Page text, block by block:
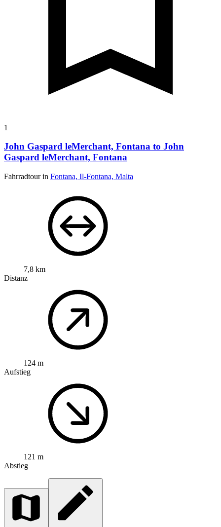
1
John Gaspard leMerchant, Fontana to John
Gaspard leMerchant, Fontana
Fahrradtour in Fontana, Il-Fontana, Malta
7,8 km
Distanz
124 m
Aufstieg
121 m
Abstieg